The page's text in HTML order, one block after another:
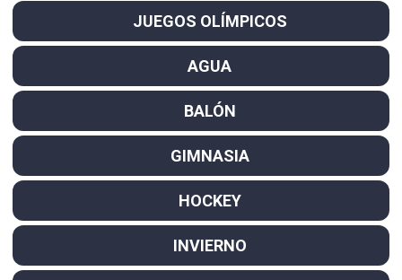
JUEGOS OLÍMPICOS
AGUA
BALÓN
GIMNASIA
HOCKEY
INVIERNO